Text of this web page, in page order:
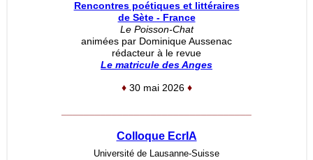
Rencontres poétiques et littéraires
de Sète - France
Le Poisson-Chat
animées par Dominique Aussenac
rédacteur à le revue
Le matricule des Anges
♦ 30 mai 2026 ♦
Colloque EcrIA
Université de Lausanne-Suisse